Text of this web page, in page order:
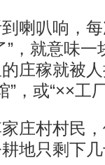
叭响，每
”，就意味
庄稼就被
，或“××工
村村民，
地只剩下